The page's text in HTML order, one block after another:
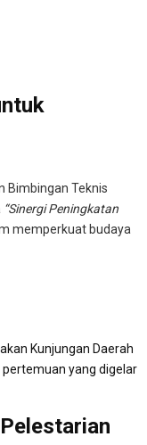
Bimbingan Teknis
“Sinergi Peningkatan
memperkuat budaya